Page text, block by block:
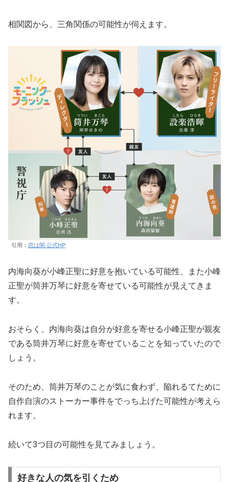
相関図から、三角関係の可能性が伺えます。
引用： 恋は闇 公式HP
内海向葵が小峰正聖に好意を抱いている可能性、また小峰
正聖が筒井万琴に好意を寄せている可能性が見えてきま
す。
おそらく、内海向葵は自分が好意を寄せる小峰正聖が親友
である筒井万琴に好意を寄せていることを知っていたので
しょう。
そのため、筒井万琴のことが気に食わず、陥れるてために
自作自演のストーカー事件をでっち上げた可能性が考えら
れます。
続いて3つ目の可能性を見てみましょう。
好きな人の気を引くため